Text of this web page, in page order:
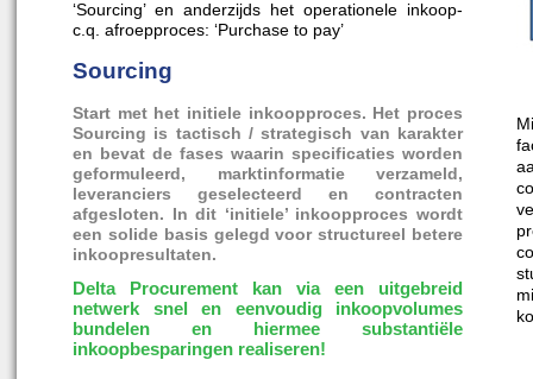
‘Sourcing’ en anderzijds het operationele inkoop-
c.q. afroepproces: ‘Purchase to pay’
Sourcing
Start met het initiele inkoopproces. Het proces
Sourcing is tactisch / strategisch van karakter
en bevat de fases waarin specificaties worden
geformuleerd, marktinformatie verzameld,
leveranciers geselecteerd en contracten
afgesloten. In dit ‘initiele’ inkoopproces wordt
een solide basis gelegd voor structureel betere
inkoopresultaten.
Delta Procurement kan via een uitgebreid
netwerk snel en eenvoudig inkoopvolumes
bundelen en hiermee substantiële
inkoopbesparingen realiseren!